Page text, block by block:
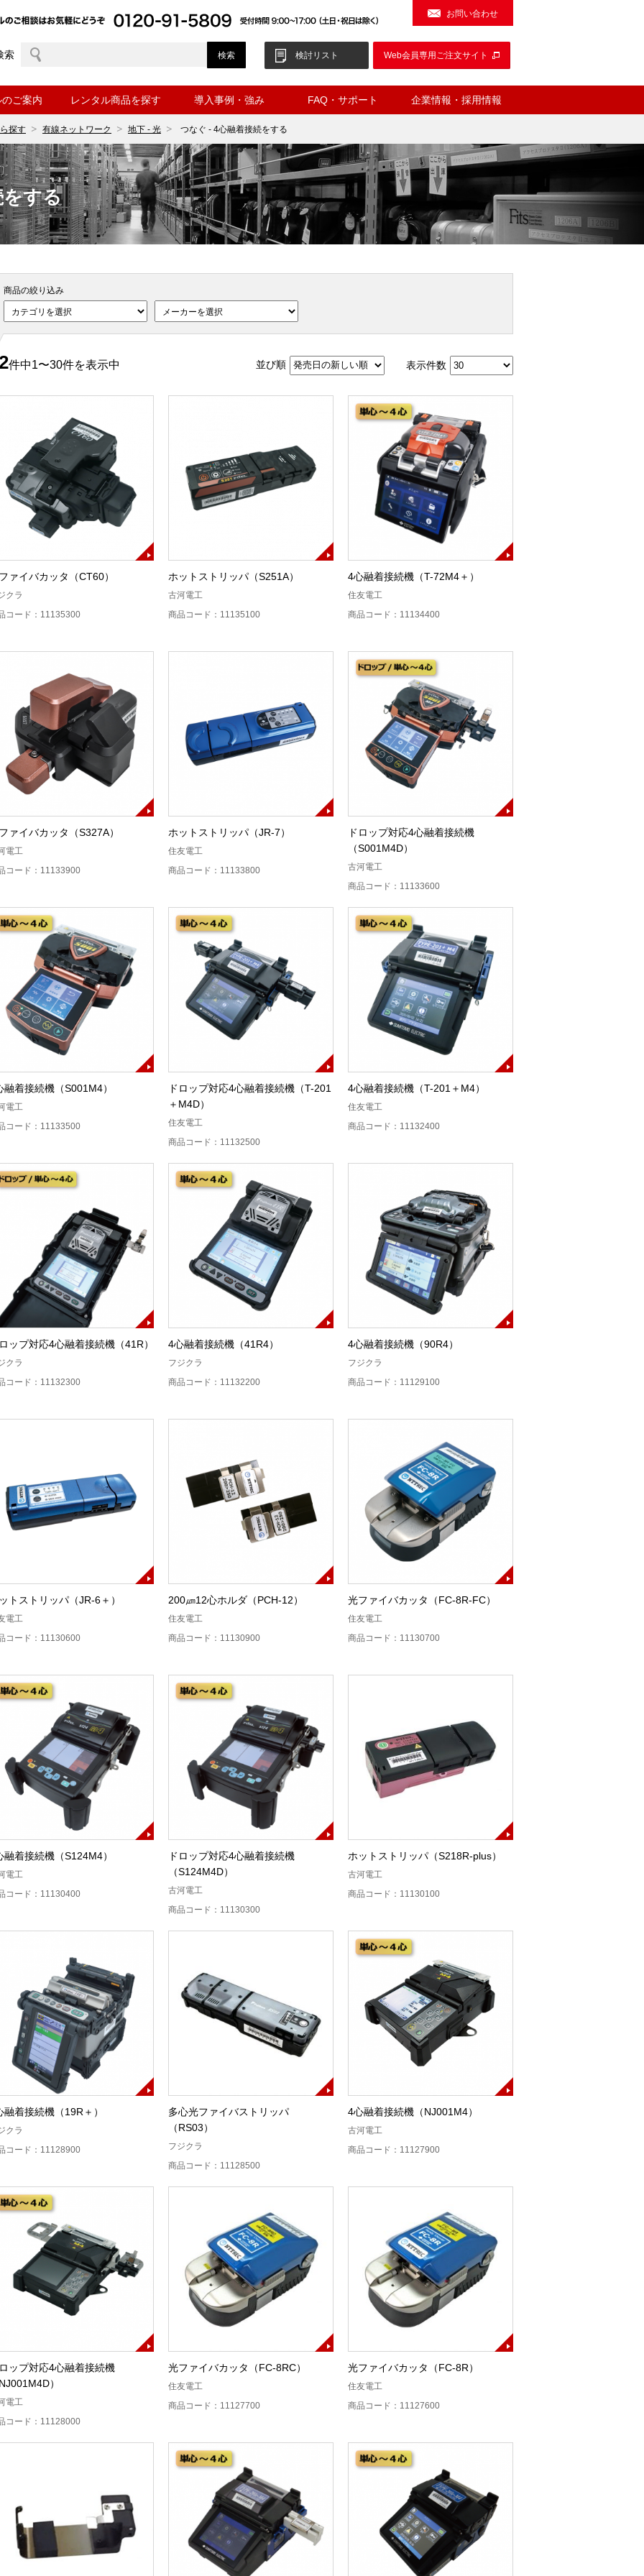
お問い合わせ
索 検討リスト Web会員専用ご注文サイト
ご案内 レンタル商品を探す 導入事例・強み FAQ・サポート 企業情報・採用情報
探す 有線ネットワーク 地下 - 光 つなぐ - 4心融着接続をする
する
商品の絞り込み
件中1〜30件を表示中 並び順 表示件数
ァイバカッタ（CT60）
クラ
コード：11135300
ホットストリッパ（S251A）
古河電工
商品コード：11135100
4心融着接続機（T-72M4＋）
住友電工
商品コード：11134400
ァイバカッタ（S327A）
電工
コード：11133900
ホットストリッパ（JR-7）
住友電工
商品コード：11133800
ドロップ対応4心融着接続機
（S001M4D）
古河電工
商品コード：11133600
融着接続機（S001M4）
電工
コード：11133500
ドロップ対応4心融着接続機（T-201
＋M4D）
住友電工
商品コード：11132500
4心融着接続機（T-201＋M4）
住友電工
商品コード：11132400
ップ対応4心融着接続機（41R）
クラ
コード：11132300
4心融着接続機（41R4）
フジクラ
商品コード：11132200
4心融着接続機（90R4）
フジクラ
商品コード：11129100
トストリッパ（JR-6＋）
電工
コード：11130600
200㎛12心ホルダ（PCH-12）
住友電工
商品コード：11130900
光ファイバカッタ（FC-8R-FC）
住友電工
商品コード：11130700
融着接続機（S124M4）
電工
コード：11130400
ドロップ対応4心融着接続機
（S124M4D）
古河電工
商品コード：11130300
ホットストリッパ（S218R-plus）
古河電工
商品コード：11130100
融着接続機（19R＋）
クラ
コード：11128900
多心光ファイバストリッパ
（RS03）
フジクラ
商品コード：11128500
4心融着接続機（NJ001M4）
古河電工
商品コード：11127900
ロップ対応4心融着接続機
NJ001M4D）
電工
コード：11128000
光ファイバカッタ（FC-8RC）
住友電工
商品コード：11127700
光ファイバカッタ（FC-8R）
住友電工
商品コード：11127600